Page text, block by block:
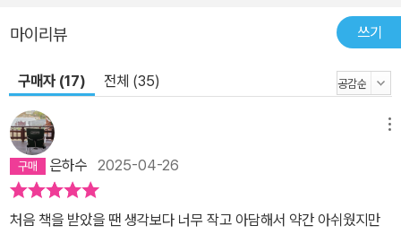
마이리뷰 쓰기
구매자 (17) 전체 (35)
은하수 2025-04-26
처음 책을 받았을 땐 생각보다 너무 작고 아담해서 약간 아쉬웠지만